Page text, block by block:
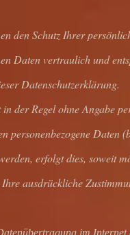
den Schutz Ihrer
Daten vertraulich und
Datenschutzerklärung.
der Regel ohne Angabe
personenbezogene Daten
erfolgt dies, soweit
ausdrückliche
im